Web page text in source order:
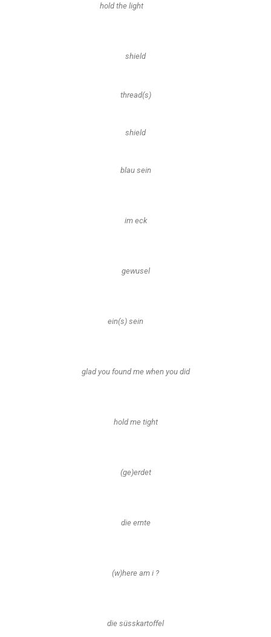
hold the light
shield
thread(s)
shield
blau sein
im eck
gewusel
ein(s) sein
glad you found me when you did
hold me tight
(ge)erdet
die ernte
(w)here am i ?
die süsskartoffel